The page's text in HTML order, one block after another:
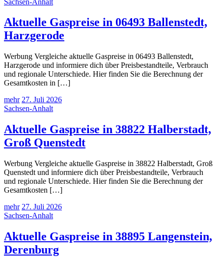
Aktuelle Gaspreise in 06493 Ballenstedt,
Harzgerode
Werbung Vergleiche aktuelle Gaspreise in 06493 Ballenstedt,
Harzgerode und informiere dich über Preisbestandteile, Verbrauch
und regionale Unterschiede. Hier finden Sie die Berechnung der
Gesamtkosten in […]
mehr 27. Juli 2026
Sachsen-Anhalt
Aktuelle Gaspreise in 38822 Halberstadt,
Groß Quenstedt
Werbung Vergleiche aktuelle Gaspreise in 38822 Halberstadt, Groß
Quenstedt und informiere dich über Preisbestandteile, Verbrauch
und regionale Unterschiede. Hier finden Sie die Berechnung der
Gesamtkosten […]
mehr 27. Juli 2026
Sachsen-Anhalt
Aktuelle Gaspreise in 38895 Langenstein,
Derenburg